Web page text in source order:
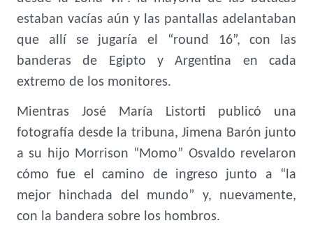
estaban vacías aún y las pantallas adelantaban
que allí se jugaría el “round 16”, con las
banderas de Egipto y Argentina en cada
extremo de los monitores.
Mientras José María Listorti publicó una
fotografía desde la tribuna, Jimena Barón junto
a su hijo Morrison “Momo” Osvaldo revelaron
cómo fue el camino de ingreso junto a “la
mejor hinchada del mundo” y, nuevamente,
con la bandera sobre los hombros.